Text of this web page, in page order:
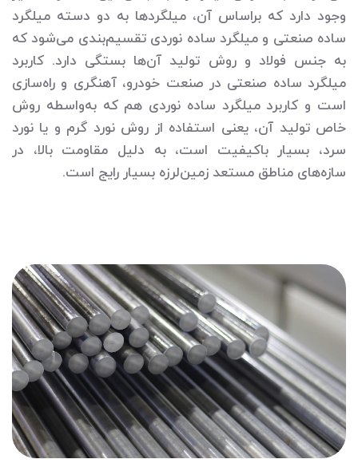
وجود دارد که براساس آن، میلگردها به دو دسته میلگرد
ساده صنعتی و میلگرد ساده نوردی تقسیم‌بندی می‌شود که
به جنس فولاد و روش تولید آن‌ها بستگی دارد. کاربرد
میلگرد ساده صنعتی در صنعت خودرو، آهنگری و راه‌سازی
است و کاربرد میلگرد ساده نوردی هم که به‌واسطه روش
خاص تولید آن، یعنی استفاده از روش نورد گرم و یا نورد
سرد، بسیار باکیفیت است، به دلیل مقاومت بالا، در
سازه‌های مناطق مستعد زمین‌لرزه بسیار رایج است.